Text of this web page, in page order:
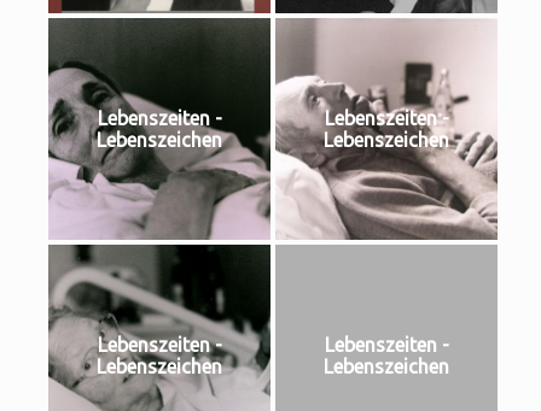
Lebenszeiten -
Lebenszeichen
Lebenszeiten -
Lebenszeichen
Lebenszeiten -
Lebenszeichen
Lebenszeiten -
Lebenszeichen